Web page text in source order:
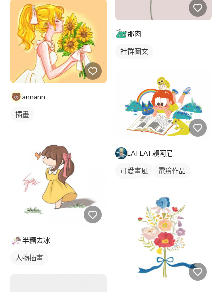
annann
插畫
半糖去冰
人物插畫
那肉
社群圖文
LAI LAI 賴阿尼
可愛畫風
電繪作品